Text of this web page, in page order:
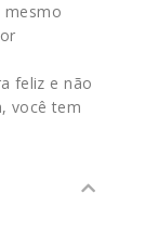
mesmo
feliz e não
você tem